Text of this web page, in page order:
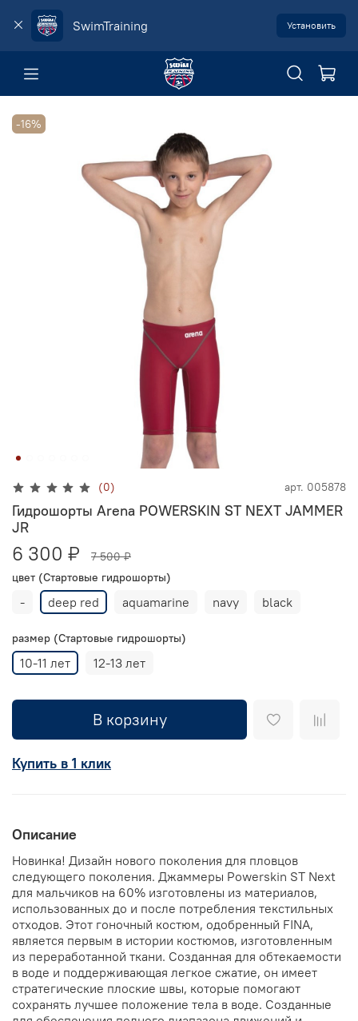
SwimTraining Установить
-16%
(0) арт. 005878
Гидрошорты Arena POWERSKIN ST NEXT JAMMER
JR
6 300 ₽
7 500 ₽
цвет (Стартовые гидрошорты)
- deep red aquamarine navy black
размер (Стартовые гидрошорты)
10-11 лет 12-13 лет
В корзину
Купить в 1 клик
Описание
Новинка! Дизайн нового поколения для пловцов
следующего поколения. Джаммеры Powerskin ST Next
для мальчиков на 60% изготовлены из материалов,
использованных до и после потребления текстильных
отходов. Этот гоночный костюм, одобренный FINA,
является первым в истории костюмов, изготовленным
из переработанной ткани. Созданная для обтекаемости
в воде и поддерживающая легкое сжатие, он имеет
стратегические плоские швы, которые помогают
сохранять лучшее положение тела в воде. Созданные